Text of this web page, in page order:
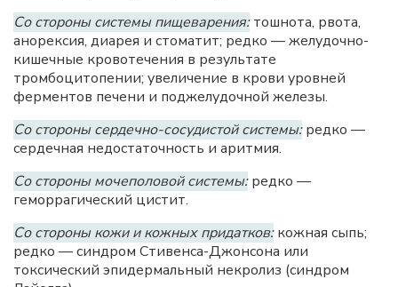
Со стороны системы пищеварения:тошнота, рвота,
анорексия, диарея и стоматит; редко — желудочно-
кишечные кровотечения в результате
тромбоцитопении; увеличение в крови уровней
ферментов печени и поджелудочной железы.
Со стороны сердечно-сосудистой системы:редко —
сердечная недостаточность и аритмия.
Со стороны мочеполовой системы:редко —
геморрагический цистит.
Со стороны кожи и кожных придатков:кожная сыпь;
редко — синдром Стивенса-Джонсона или
токсический эпидермальный некролиз (синдром